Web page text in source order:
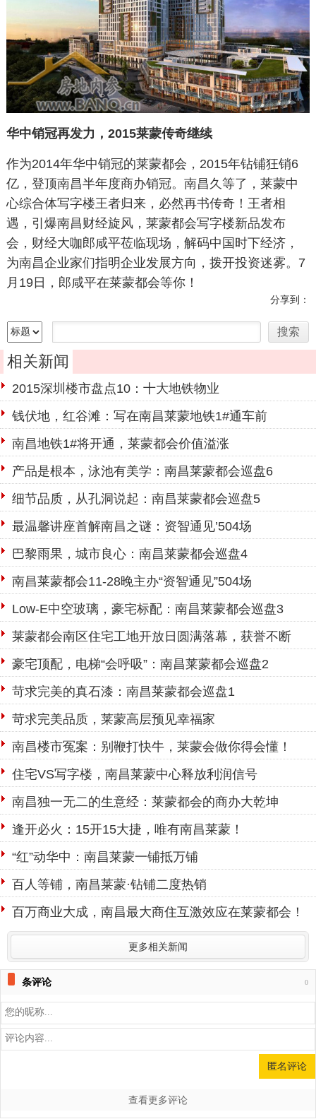
华中销冠再发力，2015莱蒙传奇继续
作为2014年华中销冠的莱蒙都会，2015年钻铺狂销6
亿，登顶南昌半年度商办销冠。南昌久等了，莱蒙中
心综合体写字楼王者归来，必然再书传奇！王者相
遇，引爆南昌财经旋风，莱蒙都会写字楼新品发布
会，财经大咖郎咸平莅临现场，解码中国时下经济，
为南昌企业家们指明企业发展方向，拨开投资迷雾。7
月19日，郎咸平在莱蒙都会等你！
分享到：
相关新闻
2015深圳楼市盘点10：十大地铁物业
钱伏地，红谷滩：写在南昌莱蒙地铁1#通车前
南昌地铁1#将开通，莱蒙都会价值溢涨
产品是根本，泳池有美学：南昌莱蒙都会巡盘6
细节品质，从孔洞说起：南昌莱蒙都会巡盘5
最温馨讲座首解南昌之谜：资智通见’504场
巴黎雨果，城市良心：南昌莱蒙都会巡盘4
南昌莱蒙都会11-28晚主办“资智通见”504场
Low-E中空玻璃，豪宅标配：南昌莱蒙都会巡盘3
莱蒙都会南区住宅工地开放日圆满落幕，获誉不断
豪宅顶配，电梯“会呼吸”：南昌莱蒙都会巡盘2
苛求完美的真石漆：南昌莱蒙都会巡盘1
苛求完美品质，莱蒙高层预见幸福家
南昌楼市冤案：别鞭打快牛，莱蒙会做你得会懂！
住宅VS写字楼，南昌莱蒙中心释放利润信号
南昌独一无二的生意经：莱蒙都会的商办大乾坤
逢开必火：15开15大捷，唯有南昌莱蒙！
“红”动华中：南昌莱蒙一铺抵万铺
百人等铺，南昌莱蒙·钻铺二度热销
百万商业大成，南昌最大商住互激效应在莱蒙都会！
更多相关新闻
0
条评论
查看更多评论